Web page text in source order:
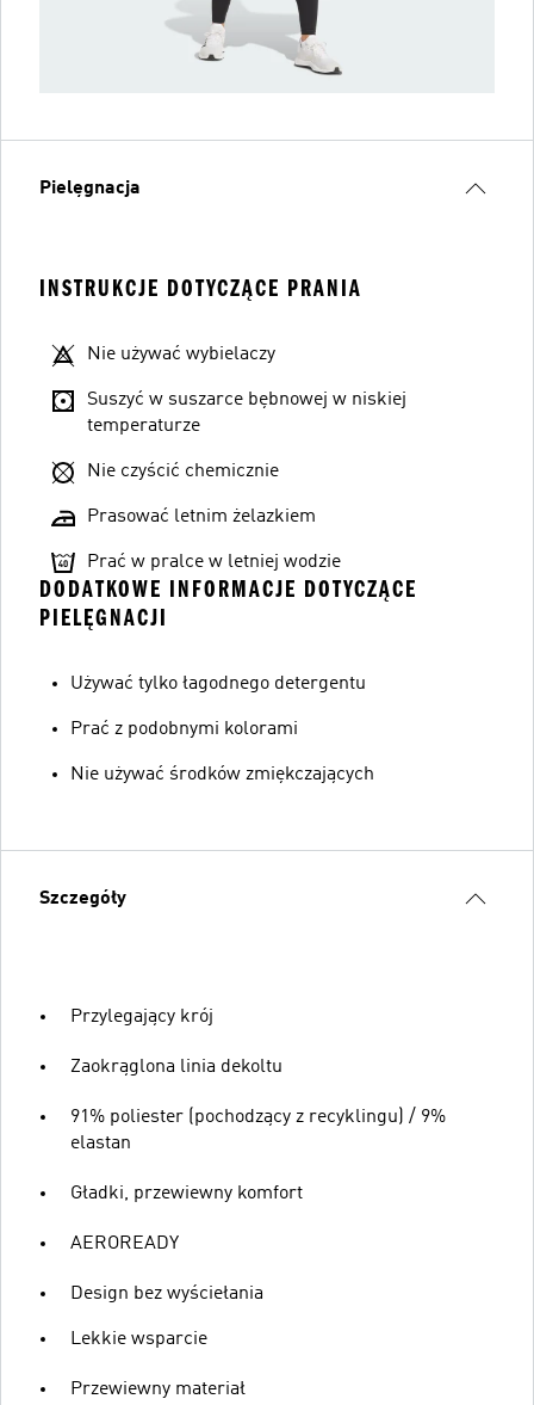
Pielęgnacja
INSTRUKCJE DOTYCZĄCE PRANIA
Nie używać wybielaczy
Suszyć w suszarce bębnowej w niskiej
temperaturze
Nie czyścić chemicznie
Prasować letnim żelazkiem
Prać w pralce w letniej wodzie
DODATKOWE INFORMACJE DOTYCZĄCE
PIELĘGNACJI
Używać tylko łagodnego detergentu
Prać z podobnymi kolorami
Nie używać środków zmiękczających
Szczegóły
Przylegający krój
Zaokrąglona linia dekoltu
91% poliester (pochodzący z recyklingu) / 9%
elastan
Gładki, przewiewny komfort
AEROREADY
Design bez wyściełania
Lekkie wsparcie
Przewiewny materiał